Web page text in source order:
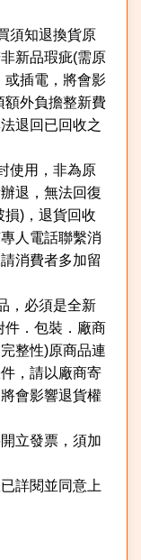
須知退換貨原
新品瑕疵(需原
或插電，將會影
額外負擔整新費
退回已回收之
使用，非為原
退，無法回復
損) ，退貨回收
人電話聯繫消
消費者多加留
，必須是全新
件．包裝．廠商
整性)原商品連
，請以廠商寄
會影響退貨權
立發票，須加
詳閱並同意上